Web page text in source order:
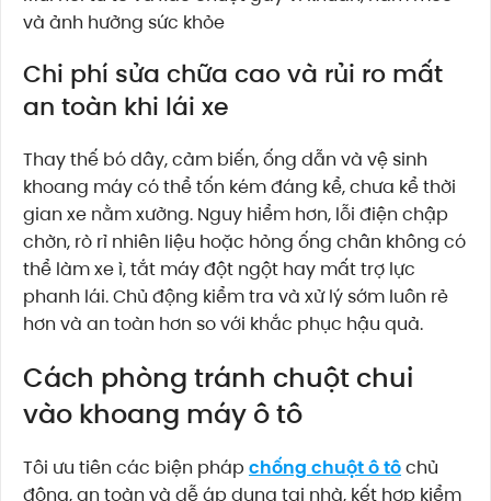
và ảnh hưởng sức khỏe
Chi phí sửa chữa cao và rủi ro mất
an toàn khi lái xe
Thay thế bó dây, cảm biến, ống dẫn và vệ sinh
khoang máy có thể tốn kém đáng kể, chưa kể thời
gian xe nằm xưởng. Nguy hiểm hơn, lỗi điện chập
chờn, rò rỉ nhiên liệu hoặc hỏng ống chân không có
thể làm xe ì, tắt máy đột ngột hay mất trợ lực
phanh lái. Chủ động kiểm tra và xử lý sớm luôn rẻ
hơn và an toàn hơn so với khắc phục hậu quả.
Cách phòng tránh chuột chui
vào khoang máy ô tô
Tôi ưu tiên các biện pháp chống chuột ô tôchủ
động, an toàn và dễ áp dụng tại nhà, kết hợp kiểm